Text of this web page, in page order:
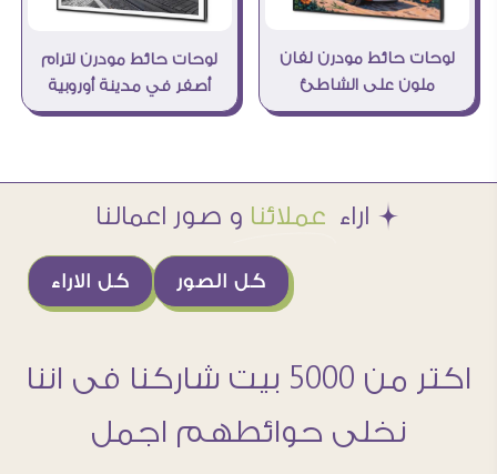
لوحات حائط مودرن لفان
ملون على الشاطئ
لوحات حائط مودرن لترام
أصفر في مدينة أوروبية
Æ اراء عملائنا و صور اعمالنا
كل الاراء كل الصور
اكتر من 5000 بيت شاركنا فى اننا
نخلى حوائطهم اجمل